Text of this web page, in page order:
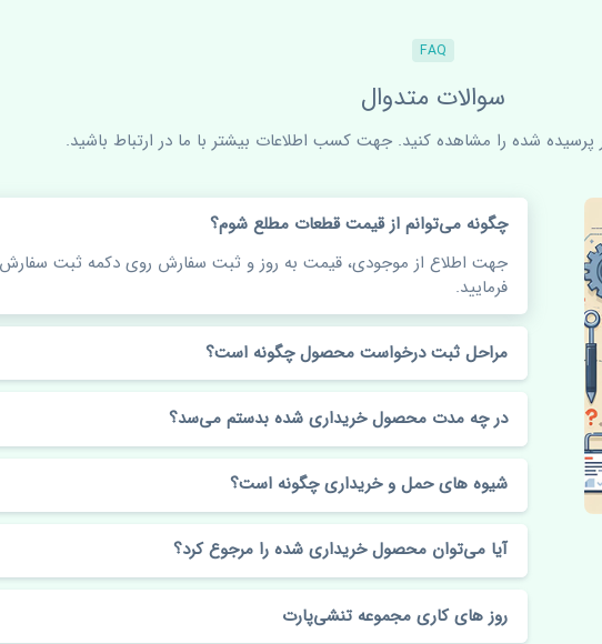
FAQ
سوالات متدوال
پرسیده شده را مشاهده کنید. جهت کسب اطلاعات بیشتر با ما در ارتباط باشید.
چگونه می‌توانم از قیمت قطعات مطلع شوم؟
جهت اطلاع از موجودی، قیمت به روز و ثبت سفارش روی دکمه ثبت
فرمایید.
مراحل ثبت درخواست محصول چگونه است؟
در چه مدت محصول خریداری شده بدستم می‌سد؟
شیوه های حمل و خریداری چگونه است؟
آیا می‌توان محصول خریداری شده را مرجوع کرد؟
روز های کاری مجموعه تنشی‌پارت